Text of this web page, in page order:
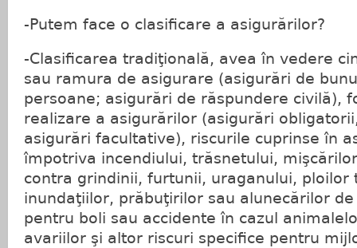
-Putem face o clasificare a asigurărilor?
-Clasificarea tradiţională, avea în vedere
sau ramura de asigurare (asigurări de
persoane; asigurări de răspundere civilă),
realizare a asigurărilor (asigurări
asigurări facultative), riscurile cuprinse în
împotriva incendiului, trăsnetului,
contra grindinii, furtunii, uraganului, ploilor
inundaţiilor, prăbuţirilor sau alunecărilor
pentru boli sau accidente în cazul
avariilor şi altor riscuri specifice pentru